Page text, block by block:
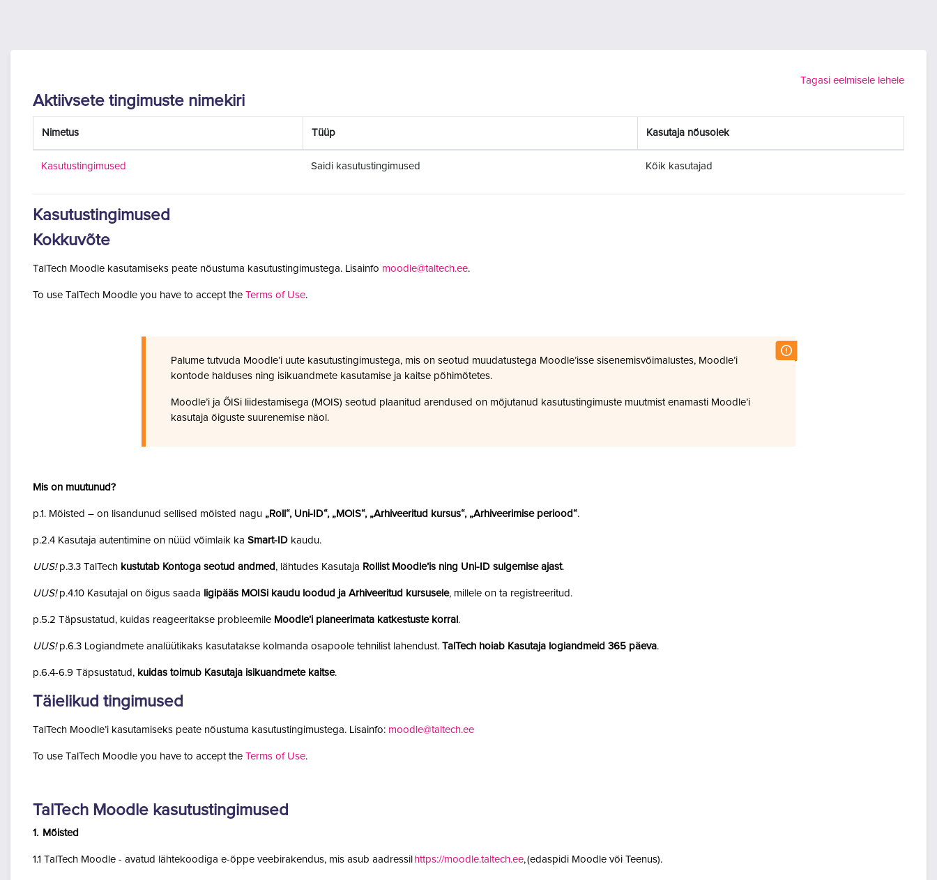
Tagasi eelmisele lehele
Aktiivsete tingimuste nimekiri
Nimetus Tüüp Kasutaja nõusolek
Kasutustingimused Saidi kasutustingimused Kõik kasutajad
Kasutustingimused
Kokkuvõte
TalTech Moodle kasutamiseks peate nõustuma kasutustingimustega. Lisainfo moodle@taltech.ee.
To use TalTech Moodle you have to accept the Terms of Use.
Palume tutvuda Moodle’i uute kasutustingimustega, mis on seotud muudatustega Moodle’isse sisenemisvõimalustes, Moodle’i
kontode halduses ning isikuandmete kasutamise ja kaitse põhimõtetes.
Moodle’i ja ÕISi liidestamisega (MOIS) seotud plaanitud arendused on mõjutanud kasutustingimuste muutmist enamasti Moodle’i
kasutaja õiguste suurenemise näol.
Mis on muutunud?
p.1. Mõisted – on lisandunud sellised mõisted nagu „Roll“, Uni-ID“, „MOIS“, „Arhiveeritud kursus“, „Arhiveerimise periood“.
p.2.4 Kasutaja autentimine on nüüd võimlaik ka Smart-ID kaudu.
UUS!p.3.3 TalTech kustutab Kontoga seotud andmed , lähtudes Kasutaja Rollist Moodle’is ning Uni-ID sulgemise ajast.
UUS!p.4.10 Kasutajal on õigus saada ligipääs MOISi kaudu loodud ja Arhiveeritud kursusele, millele on ta registreeritud.
p.5.2 Täpsustatud, kuidas reageeritakse probleemile Moodle’i planeerimata katkestuste korral .
UUS!p.6.3 Logiandmete analüütikaks kasutatakse kolmanda osapoole tehnilist lahendust. TalTech hoiab Kasutaja logiandmeid 365 päeva.
p.6.4-6.9 Täpsustatud, kuidas toimub Kasutaja isikuandmete kaitse.
Täielikud tingimused
TalTech Moodle’i kasutamiseks peate nõustuma kasutustingimustega. Lisainfo: moodle@taltech.ee
To use TalTech Moodle you have to accept the Terms of Use.
TalTech Moodle kasutustingimused
1. Mõisted
1.1 TalTech Moodle - avatud lähtekoodiga e-õppe veebirakendus, mis asub aadressil https://moodle.taltech.ee, (edaspidi Moodle või Teenus).